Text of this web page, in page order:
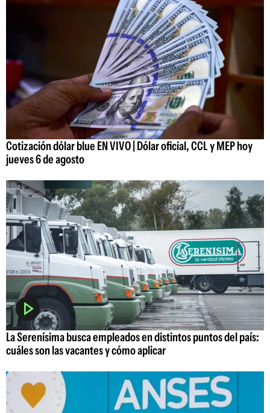
Cotización dólar blue EN VIVO | Dólar oficial, CCL y MEP hoy
jueves 6 de agosto
La Serenísima busca empleados en distintos puntos del país:
cuáles son las vacantes y cómo aplicar